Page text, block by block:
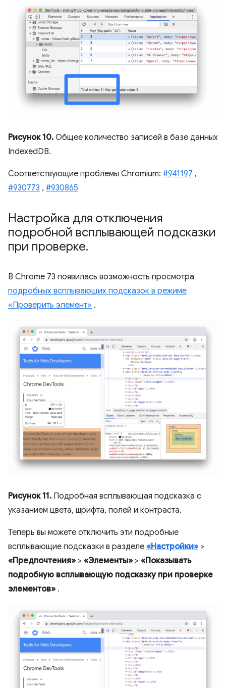
Рисунок 10. Общее количество записей в базе данных
IndexedDB.
Соответствующие проблемы Chromium: #941197 ,
#930773 , #930865
Настройка для отключения
подробной всплывающей подсказки
при проверке.
В Chrome 73 появилась возможность просмотра
подробных всплывающих подсказок в режиме
«Проверить элемент» .
Рисунок 11. Подробная всплывающая подсказка с
указанием цвета, шрифта, полей и контраста.
Теперь вы можете отключить эти подробные
всплывающие подсказки в разделе «Настройки» >
«Предпочтения» > «Элементы» > «Показывать
подробную всплывающую подсказку при проверке
элементов» .